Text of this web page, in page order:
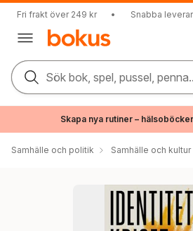
Fri frakt över 249 kr • Snabba
Sök bok, spel, pussel,
Skapa nya rutiner –
Samhälle och politik Samhälle och kultur